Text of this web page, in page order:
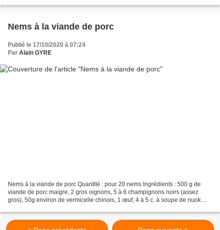
Nems à la viande de porc
Publié le 17/10/2020 à 07:24
Par Alain GYRE
Nems à la viande de porc Quantité : pour 20 nems Ingrédients : 500 g de
viande de porc maigre, 2 gros oignons, 5 à 6 champignons noirs (assez
gros), 50g environ de vermicelle chinois, 1 œuf, 4 à 5 c. à soupe de nuok